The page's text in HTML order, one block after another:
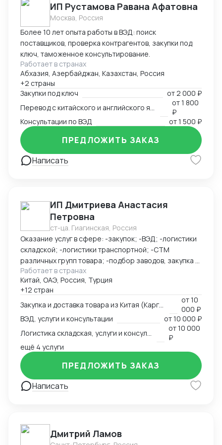
ИП Рустамова Равана Афатовна
Москва, Россия
Более 10 лет опыта работы в ВЭД: поиск
поставщиков, проверка контрагентов, закупки под
ключ, таможенное консультирование.
Работает в странах
Абхазия, Азербайджан, Казахстан, Россия
+2 страны
Закупки под ключ
от2 000 ₽
от1 800
₽
Консультации по ВЭД
от1 500 ₽
Написать
ПРЕДЛОЖИТЬ ЗАКАЗ
ИП Дмитриева Анастасия
Петровна
ст-ца. Гиагинская, Россия
Оказание услуг в сфере: -закупок; -ВЭД; -логистики
складской; -логистики транспортной; -СТМ
различных групп товара; -подбор заводов, закупка и
доставка товара из Китая (КАРГО и Белый ввоз)
Страны с которыми работаю по сей день: Европа,
США, ОАЭ, Турция, Китай, СНГ
Работает в странах
Китай, ОАЭ, Россия, Турция
+12 стран
от10
000 ₽
ВЭД, услуги и консультации
от10 000 ₽
от10 000
₽
ещё 4 услуги
Написать
ПРЕДЛОЖИТЬ ЗАКАЗ
Дмитрий Ламов